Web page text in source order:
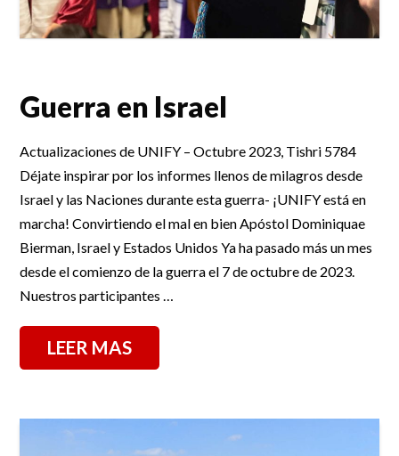
Guerra en Israel
Actualizaciones de UNIFY – Octubre 2023, Tishri 5784
Déjate inspirar por los informes llenos de milagros desde
Israel y las Naciones durante esta guerra- ¡UNIFY está en
marcha! Convirtiendo el mal en bien Apóstol Dominiquae
Bierman, Israel y Estados Unidos Ya ha pasado más un mes
desde el comienzo de la guerra el 7 de octubre de 2023.
Nuestros participantes …
LEER MAS